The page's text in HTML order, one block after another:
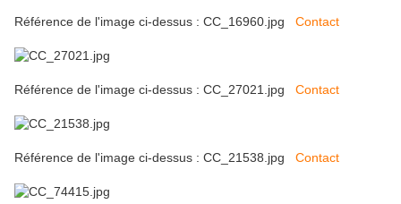
Référence de l'image ci-dessus : CC_16960.jpg Contact
Référence de l'image ci-dessus : CC_27021.jpg Contact
Référence de l'image ci-dessus : CC_21538.jpg Contact